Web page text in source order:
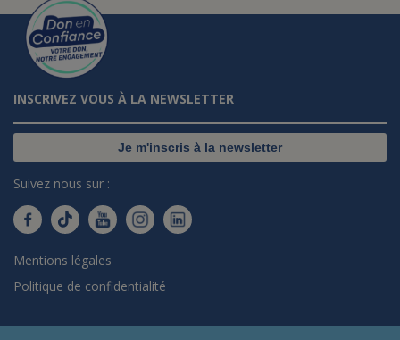
INSCRIVEZ VOUS À LA NEWSLETTER
Je m'inscris à la newsletter
Suivez nous sur :
Mentions légales
Politique de confidentialité